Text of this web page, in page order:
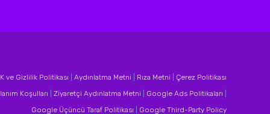
ve Gizlilik Politikası Aydınlatma Metni Rıza Metni
Çerez Politikası
Koşulları Ziyaretçi Aydınlatma Metni Google Ads Politikaları
Google Üçüncü Taraf Politikası
Google Third-Party Policy